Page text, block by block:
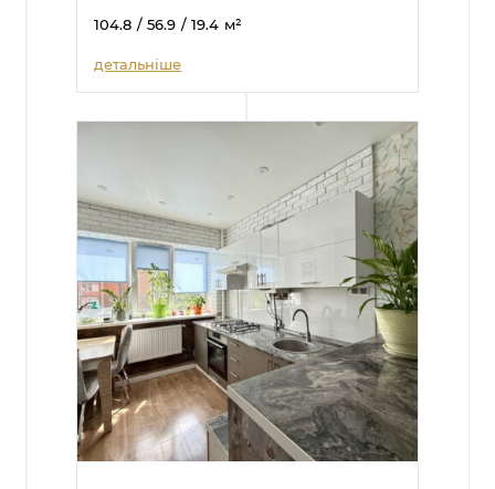
104.8 / 56.9 / 19.4 м²
детальніше